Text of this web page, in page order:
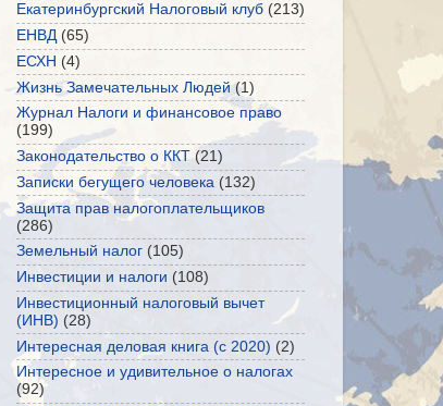
Екатеринбургский Налоговый клуб (213)
ЕНВД (65)
ЕСХН (4)
Жизнь Замечательных Людей (1)
Журнал Налоги и финансовое право
(199)
Законодательство о ККТ (21)
Записки бегущего человека (132)
Защита прав налогоплательщиков
(286)
Земельный налог (105)
Инвестиции и налоги (108)
Инвестиционный налоговый вычет
(ИНВ) (28)
Интересная деловая книга (с 2020) (2)
Интересное и удивительное о налогах
(92)